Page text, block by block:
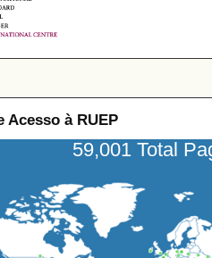
Acesso à RUEP
59,001 Total